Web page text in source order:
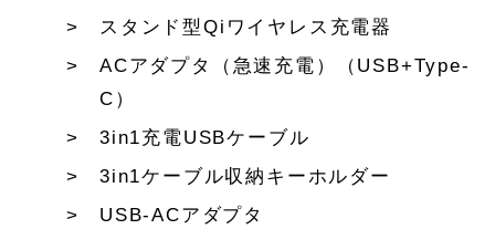
スタンド型Qiワイヤレス充電器
ACアダプタ（急速充電）（USB+Type-
C）
3in1充電USBケーブル
3in1ケーブル収納キーホルダー
USB-ACアダプタ